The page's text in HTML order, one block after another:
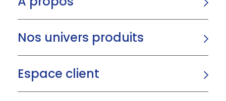
Nos univers produits
Espace client